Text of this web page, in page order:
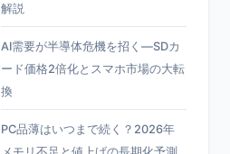
解説
AI需要が半導体危機を招く—SDカ
ード価格2倍化とスマホ市場の大転
換
PC品薄はいつまで続く？2026年